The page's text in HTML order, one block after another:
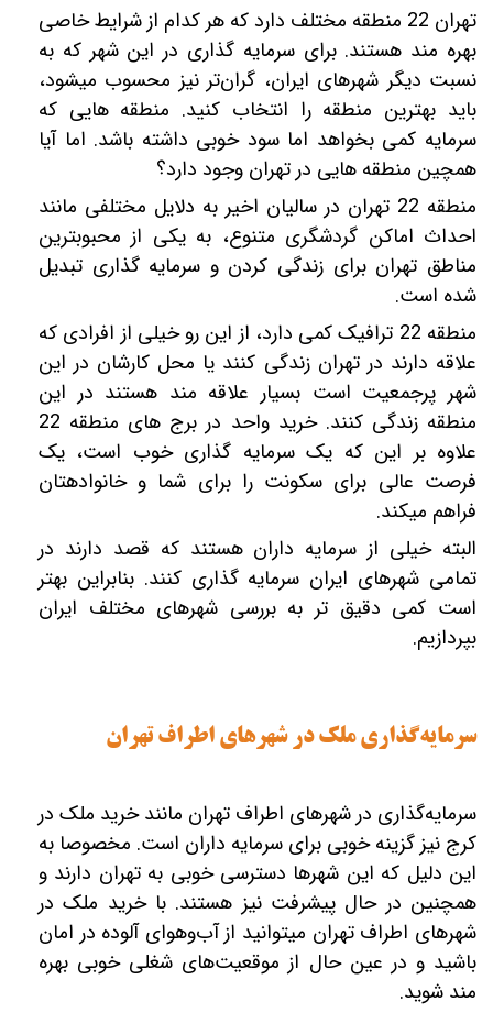
تهران 22 منطقه مختلف دارد که هر کدام از شرایط خاصی
بهره ‎مند هستند. برای سرمایه‎ گذاری در این شهر که به
نسبت دیگر شهرهای ایران، گران‌تر نیز محسوب می‎شود،
باید بهترین منطقه را انتخاب کنید. منطقه ه‎ایی که
سرمایه کمی بخواهد اما سود خوبی داشته باشد. اما آیا
همچین منطقه ه‎ایی در تهران وجود دارد؟
منطقه 22 تهران در سالیان اخیر به دلایل مختلفی مانند
احداث اماکن گردشگری متنوع، به یکی از محبوب‎ترین
مناطق تهران برای زندگی کردن و سرمایه‎ گذاری تبدیل
شده است.
منطقه 22 ترافیک کمی دارد، از این رو خیلی از افرادی که
علاقه دارند در تهران زندگی کنند یا محل کارشان در این
شهر پرجمعیت است بسیار علاقه‎ مند هستند در این
منطقه زندگی کنند. خرید واحد در برج های منطقه 22
علاوه بر این که یک سرمایه‎ گذاری خوب است، یک
فرصت عالی برای سکونت را برای شما و خانواده‎تان
فراهم می‎کند.
البته خیلی از سرمایه‎ داران هستند که قصد دارند در
تمامی شهرهای ایران سرمایه‎ گذاری کنند. بنابراین بهتر
است کمی دقیق‎ تر به بررسی شهرهای مختلف ایران
بپردازیم.
سرمایه‌گذاری ملک در شهرهای اطراف تهران
سرمایه‌گذاری در شهرهای اطراف تهران مانند خرید ملک در
کرج نیز گزینه خوبی برای سرمایه ‎داران است. مخصوصا به
این دلیل که این شهرها دسترسی خوبی به تهران دارند و
همچنین در حال پیشرفت نیز هستند. با خرید ملک در
شهرهای اطراف تهران می‎توانید از آب‌وهوای آلوده در امان
باشید و در عین حال از موقعیت‌های شغلی خوبی بهره